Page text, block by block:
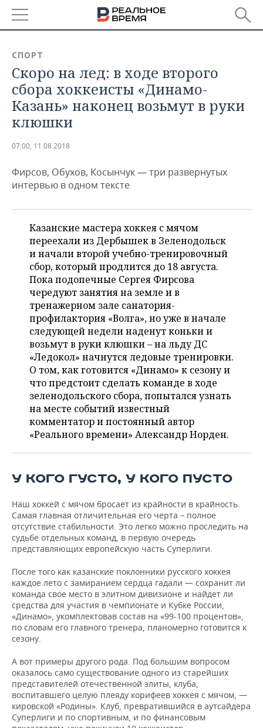
БАШКОРТОСТАН
ТАТАРСТАН
УДМУРТИЯ
НОВОСТИ
АНАЛИТИКА
НОВОСТИ АНАЛИТИКИ
ДЕКЛАРАЦИИ О ДОХОДАХ
КОРОЛИ ГОСЗАКАЗА ПФО
КОМУ ПРИНАДЛЕЖАТ
ТОРГОВЫЕ ЦЕНТРЫ
ТАТАРСТАНА
ЭКОНОМИКА
НОВОСТИ ЭКОНОМИКИ
ФИНАНСЫ
БЮДЖЕТ
ИНВЕСТИЦИИ
ПРОМЫШЛЕННОСТЬ
НОВОСТИ
ПРОМЫШЛЕННОСТИ
АГРОПРОМ
МАШИНОСТРОЕНИЕ
НЕФТЕХИМИЯ
НЕФТЬ
ОПК
ЭНЕРГЕТИКА
НЕДВИЖИМОСТЬ
НОВОСТИ АВТО
БИЗНЕС
НОВОСТИ БИЗНЕСА
РОЗНИЧНАЯ ТОРГОВЛЯ
ТРАНСПОРТ
УСЛУГИ
ТЕХНОЛОГИИ
НОВОСТИ ТЕХНОЛОГИЙ
МЕДИА
ТЕЛЕКОММУНИКАЦИИ
МЕРОПРИЯТИЯ
НОВОСТИ МЕРОПРИЯТИЙ
ВЫЕЗДНАЯ РЕДАКЦИЯ
БИЗНЕС-БРАНЧИ
ONLINE-КОНФЕРЕНЦИИ
ОТКРЫТАЯ ЛЕКЦИЯ
СПОРТ
НОВОСТИ СПОРТА
ФУТБОЛ
ХОККЕЙ
БАСКЕТБОЛ
КИБЕРСПОРТ
ФИГУРНОЕ КАТАНИЕ
ВОДНЫЕ ВИДЫ СПОРТА
ХОККЕЙ С МЯЧОМ
ОБЩЕСТВО
НОВОСТИ ОБЩЕСТВА
ВЛАСТЬ
ИНФРАСТРУКТУРА
КУЛЬТУРА
МЕДИЦИНА
ОБРАЗОВАНИЕ
ПРОИСШЕСТВИЯ
ФОТОГАЛЕРЕЯ
СЮЖЕТЫ
СПРАВОЧНИК
СПИСОК КОМПАНИЙ
СПОРТ
Скоро на лед: в ходе второго
сбора хоккеисты «Динамо-
Казань» наконец возьмут в руки
клюшки
07:00, 11.08.2018
Фирсов, Обухов, Косынчук — три развернутых
интервью в одном тексте
Казанские мастера хоккея с мячом
переехали из Дербышек в Зеленодольск
и начали второй учебно-тренировочный
сбор, который продлится до 18 августа.
Пока подопечные Сергея Фирсова
чередуют занятия на земле и в
тренажерном зале санатория-
профилактория «Волга», но уже в начале
следующей недели наденут коньки и
возьмут в руки клюшки – на льду ДС
«Ледокол» начнутся ледовые тренировки.
О том, как готовится «Динамо» к сезону и
что предстоит сделать команде в ходе
зеленодольского сбора, попытался узнать
на месте событий известный
комментатор и постоянный автор
«Реального времени» Александр Норден.
У КОГО ГУСТО, У КОГО ПУСТО
Наш хоккей с мячом бросает из крайности в крайность.
Самая главная отличительная его черта – полное
отсутствие стабильности. Это легко можно проследить на
судьбе отдельных команд, в первую очередь
представляющих европейскую часть Суперлиги.
После того как казанские поклонники русского хоккея
каждое лето с замиранием сердца гадали — сохранит ли
команда свое место в элитном дивизионе и найдет ли
средства для участия в чемпионате и Кубке России,
«Динамо», укомплектовав состав на «99-100 процентов»,
по словам его главного тренера, планомерно готовится к
сезону.
А вот примеры другого рода. Под большим вопросом
оказалось само существование одного из старейших
представителей отечественной элиты, клуба,
воспитавшего целую плеяду корифеев хоккея с мячом, —
кировской «Родины». Клуб, превратившийся в аутсайдера
Суперлиги и по спортивным, и по финансовым